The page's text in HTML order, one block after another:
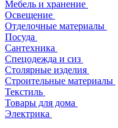
Мебель и хранение
Освещение
Отделочные материалы
Посуда
Сантехника
Спецодежда и сиз
Столярные изделия
Строительные материалы
Текстиль
Товары для дома
Электрика